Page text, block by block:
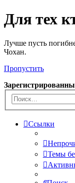
Для тех
Лучше пусть
Чохан.
Пропустить
Ссылки
Темы